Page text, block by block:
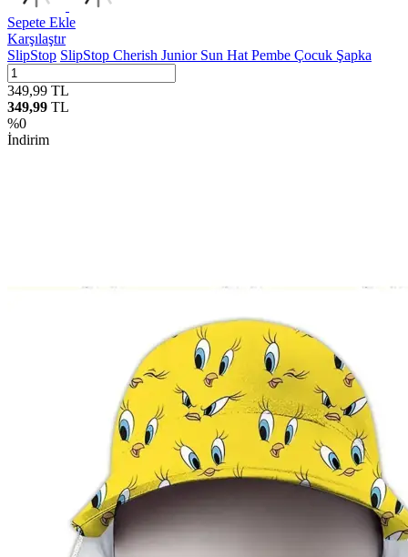
Sepete Ekle
Karşılaştır
SlipStop SlipStop Cherish Junior Sun Hat Pembe Çocuk Şapka
349,99 TL
349,99 TL
%0
İndirim